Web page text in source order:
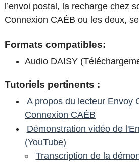
l’envoi postal, la recharge chez
Connexion CAÉB ou les deux,
Formats compatibles:
Audio DAISY
Tutoriels pertinents :
A propos du lecteur Envoy
Connexion CAÉB
Démonstration vidéo de
(YouTube)
Transcription de la